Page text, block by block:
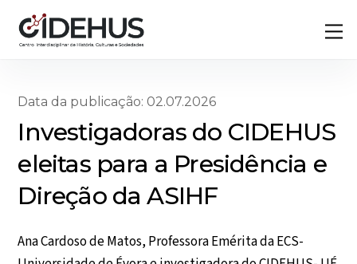
content
Data da publicação: 02.07.2026
Investigadoras do CIDEHUS
eleitas para a Presidência e
Direção da ASIHF
Ana Cardoso de Matos, Professora Emérita da ECS-